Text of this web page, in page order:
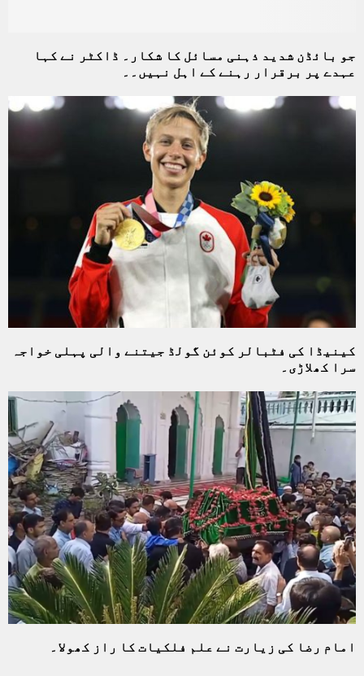
جو بائڈن شدید ذہنی مسائل کا شکار۔ ڈاکٹر نے کہا
عہدے پر برقرار رہنے کے اہل نہیں۔۔
کینیڈا کی فٹبالر کوئن گولڈ جیتنے والی پہلی خواجہ
سرا کھلاڑی۔
امام رضا کی زیارت نے علم فلکیات کا راز کھولا۔